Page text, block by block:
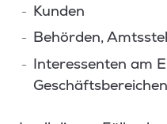
Kunden
Behörden,
Interessenten am